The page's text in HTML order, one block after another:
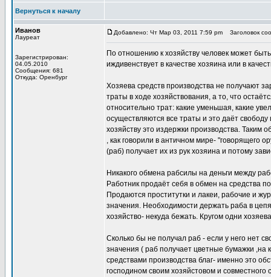
Вернуться к началу
Иванов
Лауреат
Зарегистрирован:
04.05.2010
Сообщения: 681
Откуда: Оренбург
Добавлено: Чт Мар 03, 2011 7:59 pm Заголовок
По отношению к хозяйству человек может
иждивенствует в качестве хозяина или в
Хозяева средств производства не получают
траты в ходе хозяйствования, а то, что
относительно трат: какие уменьшая, какие
осуществляются все траты и это даёт
хозяйству это издержки производства. Таким
, как говорили в античном мире- "говорящего
(раб) получает их из рук хозяина и потому
Никакого обмена рабсилы на деньги между
Работник продаёт себя в обмен на средства
Продаются проститутки и лакеи, рабочие и
значения. Необходимости держать раба в
хозяйство- некуда бежать. Кругом одни
Сколько бы не получал раб - если у него нет
значения ( раб получает цветные бумажки
средствами производства благ- именно это
господином своим хозяйстовом и